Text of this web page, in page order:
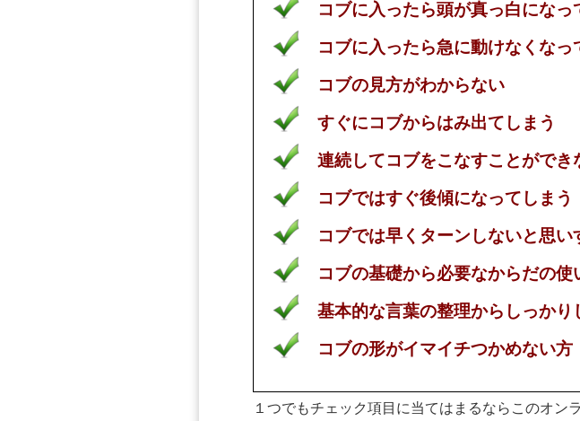
コブに入ったら頭が真っ白になっ
コブに入ったら急に動けなくなっ
コブの見方がわからない
すぐにコブからはみ出てしまう
連続してコブをこなすことができ
コブではすぐ後傾になってしまう
コブでは早くターンしないと思い
コブの基礎から必要なからだの使
基本的な言葉の整理からしっかり
コブの形がイマイチつかめない方
１つでもチェック項目に当てはまるならこのオン